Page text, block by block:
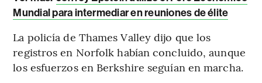
Mundial para intermediar en reuniones de élite
La policía de Thames Valley dijo que los
registros en Norfolk habían concluido, aunque
los esfuerzos en Berkshire seguían en marcha.